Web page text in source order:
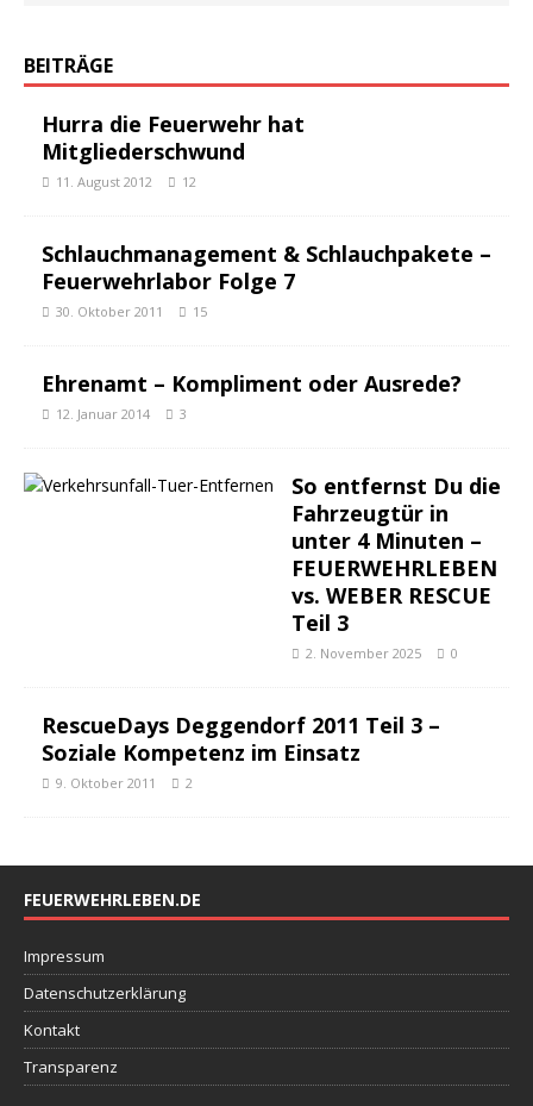
BEITRÄGE
Hurra die Feuerwehr hat
Mitgliederschwund
11. August 2012 12
Schlauchmanagement & Schlauchpakete –
Feuerwehrlabor Folge 7
30. Oktober 2011 15
Ehrenamt – Kompliment oder Ausrede?
12. Januar 2014 3
So entfernst Du die
Fahrzeugtür in
unter 4 Minuten –
FEUERWEHRLEBEN
vs. WEBER RESCUE
Teil 3
2. November 2025 0
RescueDays Deggendorf 2011 Teil 3 –
Soziale Kompetenz im Einsatz
9. Oktober 2011 2
FEUERWEHRLEBEN.DE
Impressum
Datenschutzerklärung
Kontakt
Transparenz